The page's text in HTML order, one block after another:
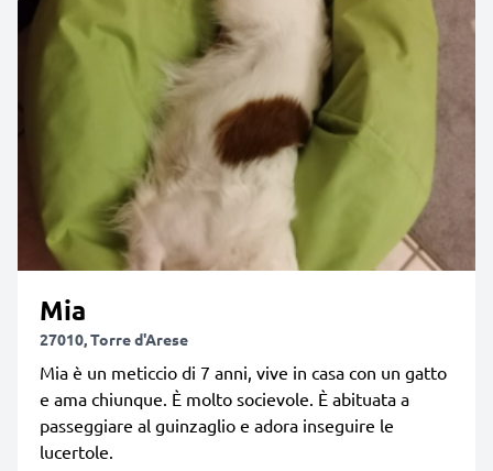
Mia
27010, Torre d'Arese
Mia è un meticcio di 7 anni, vive in casa con un gatto
e ama chiunque. È molto socievole. È abituata a
passeggiare al guinzaglio e adora inseguire le
lucertole.